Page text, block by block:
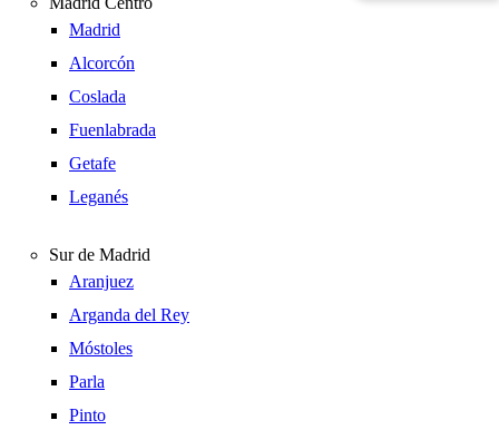
Madrid
Alcorcón
Coslada
Fuenlabrada
Getafe
Leganés
Sur de Madrid
Aranjuez
Arganda del Rey
Móstoles
Parla
Pinto